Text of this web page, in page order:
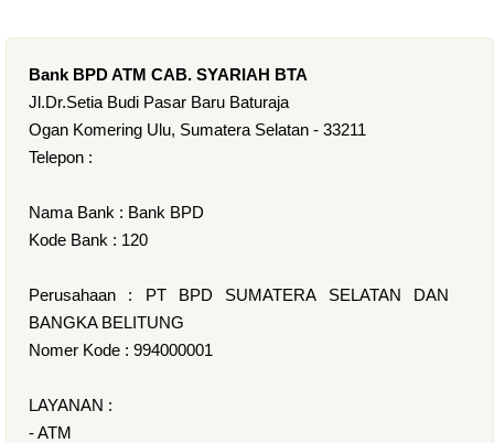
Bank BPD ATM CAB. SYARIAH BTA
Jl.Dr.Setia Budi Pasar Baru Baturaja
Ogan Komering Ulu, Sumatera Selatan - 33211
Telepon :
Nama Bank : Bank BPD
Kode Bank : 120
Perusahaan : PT BPD SUMATERA SELATAN DAN
BANGKA BELITUNG
Nomer Kode : 994000001
LAYANAN :
- ATM